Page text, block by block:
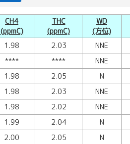
CH4
(ppmC)
THC
(ppmC)
WD
(方位)
1.98 2.03 NNE
**** **** NNE
1.98 2.05 N
1.98 2.03 NNE
1.98 2.02 NNE
1.99 2.04 N
2.00 2.05 N